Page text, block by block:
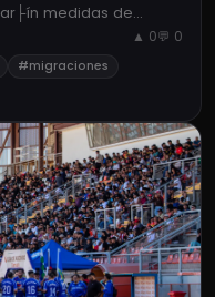
medidas de
▲ 0💬 0
#migraciones